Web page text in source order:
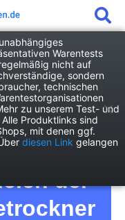
Test –
2in1-
der
Warentests
nicht auf
sondern
technischen
zu unserem Test- und
Alle Produktlinks sind
mit denen ggf.
diesen Link gelangen